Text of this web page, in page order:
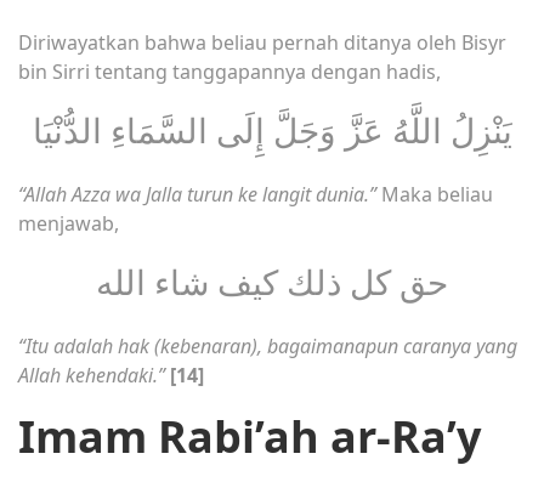
Diriwayatkan bahwa beliau pernah ditanya oleh Bisyr
bin Sirri tentang tanggapannya dengan hadis,
يَنْزِلُ اللَّهُ عَزَّ وَجَلَّ إِلَى السَّمَاءِ الدُّنْيَا
“Allah Azza wa Jalla turun ke langit dunia.”Maka beliau
menjawab,
حق كل ذلك كيف شاء الله
“Itu adalah hak (kebenaran), bagaimanapun caranya yang
Allah kehendaki.”[14]
Imam Rabi’ah ar-Ra’y